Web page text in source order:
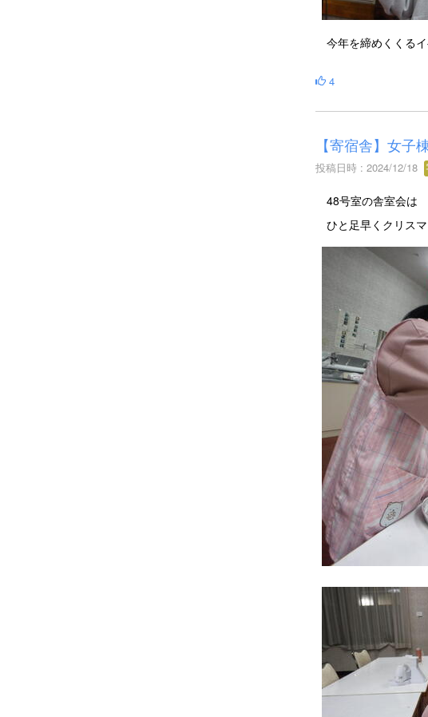
今年を締めくくるイ
4
【寄宿舎】女
投稿日時 : 2024/12/18
48号室の舎室会は
ひと足早くクリスマ